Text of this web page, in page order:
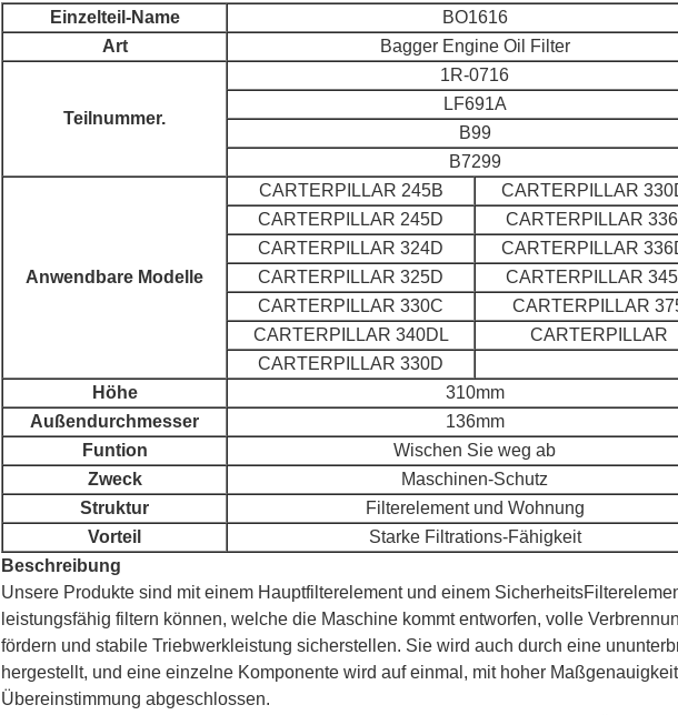
Einzelteil-Name
BO1616
Art
Bagger Engine Oil Filter
Teilnummer.
1R-0716
LF691A
B99
B7299
Anwendbare Modelle
CARTERPILLAR 245B
CARTERPILLAR
CARTERPILLAR 245D
CARTERPILLAR
CARTERPILLAR 324D
CARTERPILLAR
CARTERPILLAR 325D
CARTERPILLAR
CARTERPILLAR 330C
CARTERPILLAR
CARTERPILLAR 340DL
CARTERPILLAR
CARTERPILLAR 330D
Höhe
310mm
Außendurchmesser
136mm
Funtion
Wischen Sie weg ab
Zweck
Maschinen-Schutz
Struktur
Filterelement und Wohnung
Vorteil
Starke Filtrations-Fähigkeit
Beschreibung
Unsere Produkte sind mit einem Hauptfilterelement und einem
leistungsfähig filtern können, welche die Maschine kommt entworfen, volle
fördern und stabile Triebwerkleistung sicherstellen. Sie wird auch durch eine
hergestellt, und eine einzelne Komponente wird auf einmal, mit hoher
Übereinstimmung abgeschlossen.